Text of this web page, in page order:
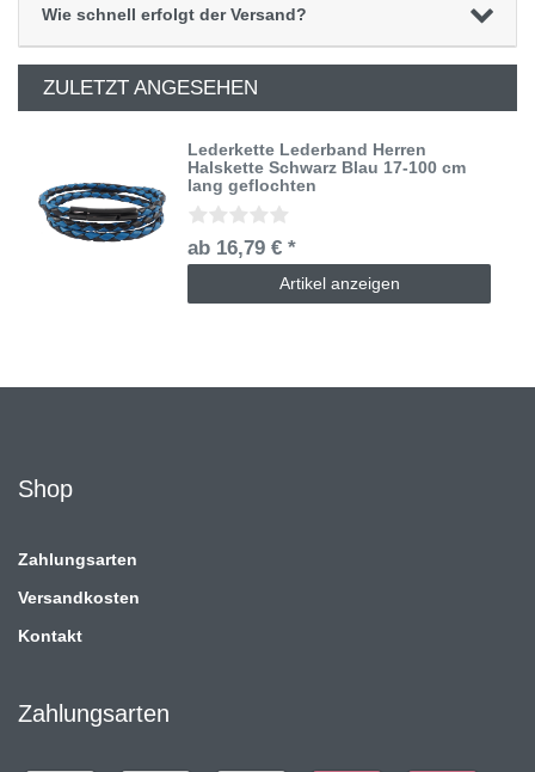
Wie schnell erfolgt der Versand?
ZULETZT ANGESEHEN
Lederkette Lederband Herren
Halskette Schwarz Blau 17-100 cm
lang geflochten
ab 16,79 € *
Artikel anzeigen
Shop
Zahlungsarten
Versandkosten
Kontakt
Zahlungsarten